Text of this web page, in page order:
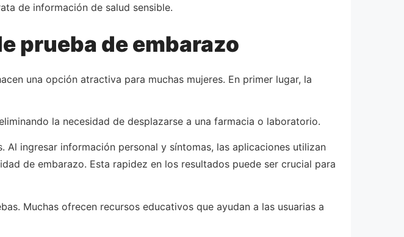
de información de salud sensible.
prueba de embarazo
una opción atractiva para muchas mujeres. En primer lugar, la
la necesidad de desplazarse a una farmacia o laboratorio.
ingresar información personal y síntomas, las aplicaciones utilizan
de embarazo. Esta rapidez en los resultados puede ser crucial para
Muchas ofrecen recursos educativos que ayudan a las usuarias a